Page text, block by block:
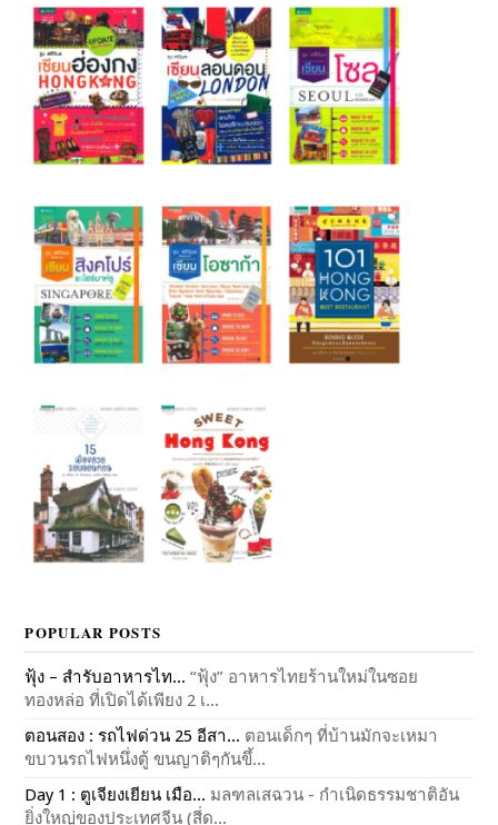
POPULAR POSTS
ฟุ้ง – สำรับอาหารไท... “ฟุ้ง” อาหารไทยร้านใหม่ในซอย
ทองหล่อ ที่เปิดได้เพียง 2 เ...
ตอนสอง : รถไฟด่วน 25 อีสา... ตอนเด็กๆ ที่บ้านมักจะเหมา
ขบวนรถไฟหนึ่งตู้ ขนญาติๆกันขึ้...
Day 1 : ตูเจียงเยียน เมือ... มลฑลเสฉวน - กำเนิดธรรมชาติอัน
ยิ่งใหญ่ของประเทศจีน (สี่ด...